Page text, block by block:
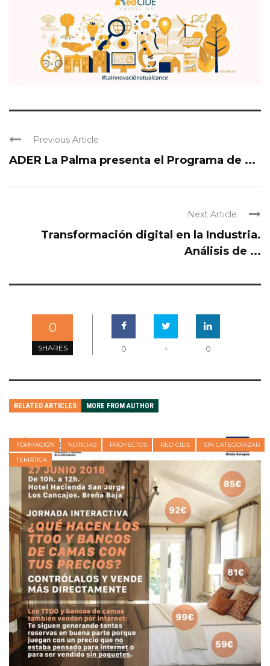
Previous Article
ADER La Palma presenta el Programa de ...
Next Article
Transformación digital en la Industria.
Análisis de ...
0
SHARES 0 + 0
RELATED ARTICLES MORE FROM AUTHOR
FORMACIÓN NOTICIAS PROYECTOS RED CIDE
SIN CATEGORIZAR
TEMÁTICA